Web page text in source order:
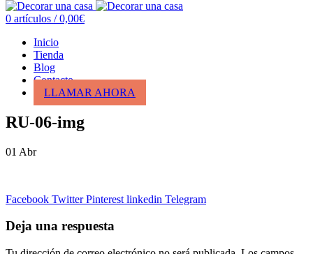
0 artículos / 0,00€
Inicio
Tienda
Blog
Contacto
LLAMAR AHORA
RU-06-img
01 Abr
Facebook Twitter Pinterest linkedin Telegram
Deja una respuesta